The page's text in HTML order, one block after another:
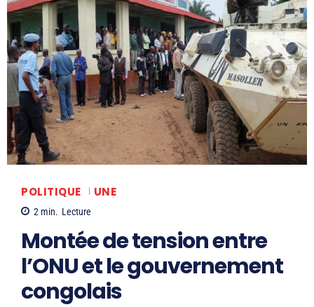
POLITIQUE UNE
2 min. Lecture
Montée de tension entre
l’ONU et le gouvernement
congolais